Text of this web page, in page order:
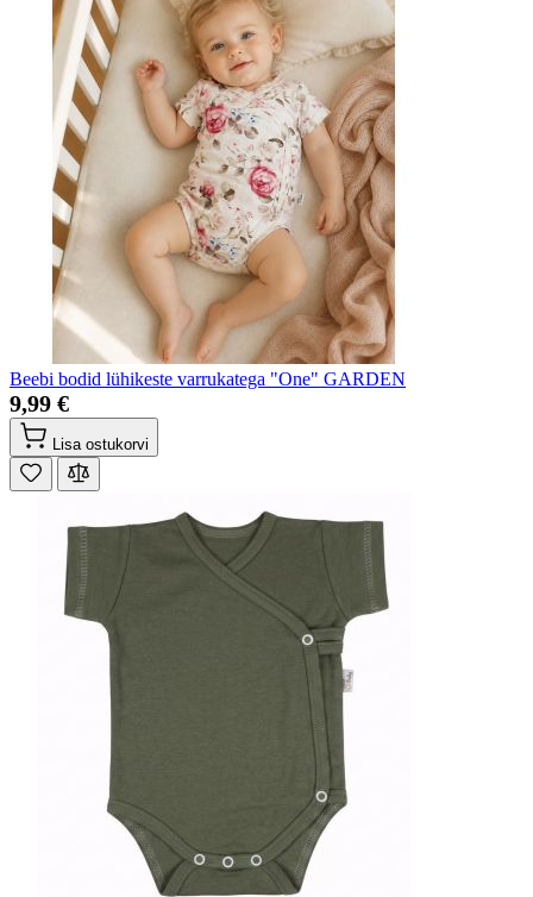
Beebi bodid lühikeste varrukatega "One" GARDEN
9,99 €
Lisa ostukorvi